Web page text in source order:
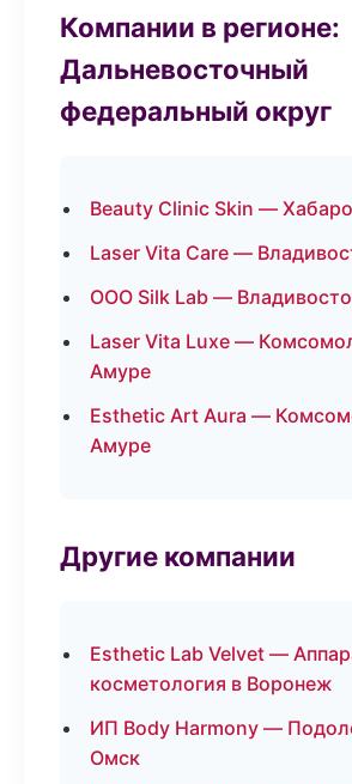
Компании в регионе:
Дальневосточный
федеральный округ
Beauty Clinic Skin —
Laser Vita Care —
ООО Silk Lab —
Laser Vita Luxe —
Амуре
Esthetic Art Aura —
Амуре
Другие компании
Esthetic Lab Velvet —
косметология в Воронеж
ИП Body Harmony —
Омск